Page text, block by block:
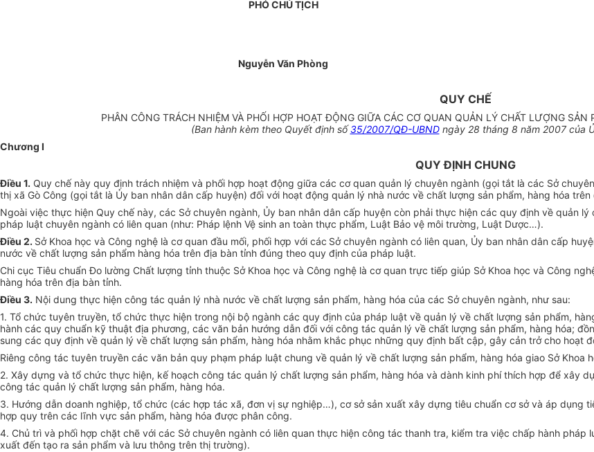
PHÓ CHỦ TỊCH
Nguyễn Văn Phòng
QUY CHẾ
PHÂN CÔNG TRÁCH NHIỆM VÀ PHỐI HỢP HOẠT ĐỘNG GIỮA CÁC CƠ QUAN QUẢN LÝ CHẤT LƯỢNG
(Ban hành kèm theo Quyết định số35/2007/QĐ-UBNDngày 28 tháng 8 năm 2007 của
Chương I
QUY ĐỊNH CHUNG
Điều 1. Quy chế này quy định trách nhiệm và phối hợp hoạt động giữa các cơ quan quản lý chuyên ngành (gọi tắt là các Sở
thị xã Gò Công (gọi tắt là Ủy ban nhân dân cấp huyện) đối với hoạt động quản lý nhà nước về chất lượng sản phẩm, hàng hóa trên
Ngoài việc thực hiện Quy chế này, các Sở chuyên ngành, Ủy ban nhân dân cấp huyện còn phải thực hiện các quy định về quản
pháp luật chuyên ngành có liên quan (như: Pháp lệnh Vệ sinh an toàn thực phẩm, Luật Bảo vệ môi trường, Luật Dược…).
Điều 2. Sở Khoa học và Công nghệ là cơ quan đầu mối, phối hợp với các Sở chuyên ngành có liên quan, Ủy ban nhân dân cấp
nước về chất lượng sản phẩm hàng hóa trên địa bàn tỉnh đúng theo quy định của pháp luật.
Chi cục Tiêu chuẩn Đo lường Chất lượng tỉnh thuộc Sở Khoa học và Công nghệ là cơ quan trực tiếp giúp Sở Khoa học và Công
hàng hóa trên địa bàn tỉnh.
Điều 3. Nội dung thực hiện công tác quản lý nhà nước về chất lượng sản phẩm, hàng hóa của các Sở chuyên ngành, như sau:
1. Tổ chức tuyên truyền, tổ chức thực hiện trong nội bộ ngành các quy định của pháp luật về quản lý về chất lượng sản phẩm,
hành các quy chuẩn kỹ thuật địa phương, các văn bản hướng dẫn đối với công tác quản lý về chất lượng sản phẩm, hàng hóa;
sung các quy định về quản lý về chất lượng sản phẩm, hàng hóa nhằm khắc phục những quy định bất cập, gây cản trở cho hoạt
Riêng công tác tuyên truyền các văn bản quy phạm pháp luật chung về quản lý về chất lượng sản phẩm, hàng hóa giao Sở
2. Xây dựng và tổ chức thực hiện, kế hoạch công tác quản lý chất lượng sản phẩm, hàng hóa và dành kinh phí thích hợp để xây
công tác quản lý chất lượng sản phẩm, hàng hóa.
3. Hướng dẫn doanh nghiệp, tổ chức (các hợp tác xã, đơn vị sự nghiệp…), cơ sở sản xuất xây dựng tiêu chuẩn cơ sở và áp dụng
hợp quy trên các lĩnh vực sản phẩm, hàng hóa được phân công.
4. Chủ trì và phối hợp chặt chẽ với các Sở chuyên ngành có liên quan thực hiện công tác thanh tra, kiểm tra việc chấp hành
xuất đến tạo ra sản phẩm và lưu thông trên thị trường).